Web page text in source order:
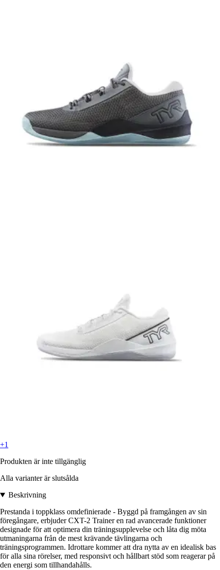
+1
Produkten är inte tillgänglig
Alla varianter är slutsålda
Beskrivning
Prestanda i toppklass omdefinierade - Byggd på framgången av sin
föregångare, erbjuder CXT-2 Trainer en rad avancerade funktioner
designade för att optimera din träningsupplevelse och låta dig möta
utmaningarna från de mest krävande tävlingarna och
träningsprogrammen. Idrottare kommer att dra nytta av en idealisk bas
för alla sina rörelser, med responsivt och hållbart stöd som reagerar på
den energi som tillhandahålls.